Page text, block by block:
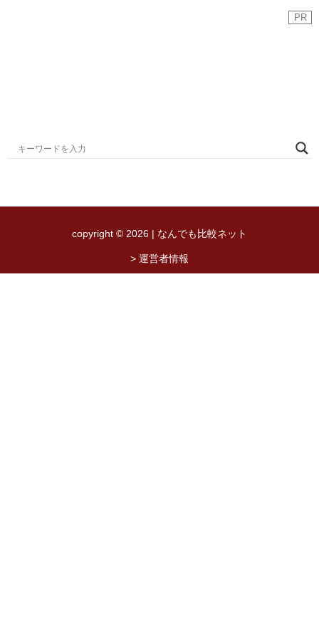
PR
copyright © 2026 | なんでも比較ネット
> 運営者情報